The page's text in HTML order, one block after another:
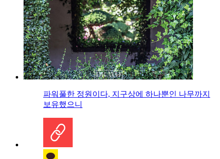
파워풀한 정원이다, 지구상에 하나뿐인 나무까지
보유했으니